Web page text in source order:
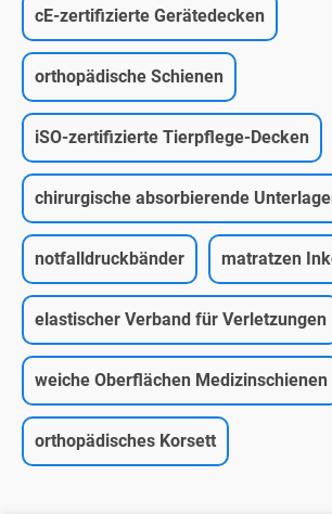
cE-zertifizierte Gerätedecken
orthopädische Schienen
iSO-zertifizierte Tierpflege-Decken
chirurgische absorbierende
notfalldruckbänder matratzen
elastischer Verband für Verletzungen
weiche Oberflächen Medizinschienen
orthopädisches Korsett